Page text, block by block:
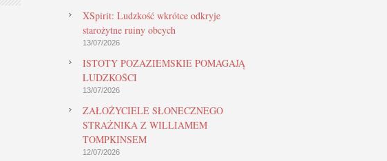
XSpirit: Ludzkość wkrótce odkryje
starożytne ruiny obcych
13/07/2026
ISTOTY POZAZIEMSKIE POMAGAJĄ
LUDZKOŚCI
13/07/2026
ZAŁOŻYCIELE SŁONECZNEGO
STRAŻNIKA Z WILLIAMEM
TOMPKINSEM
12/07/2026